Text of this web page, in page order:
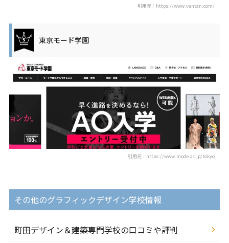
引用元：https://www.vantan.com/
東京モード学園
引用元：https://www.mode.ac.jp/tokyo
その他のグラフィックデザイン学校情報
町田デザイン＆建築専門学校の口コミや評判